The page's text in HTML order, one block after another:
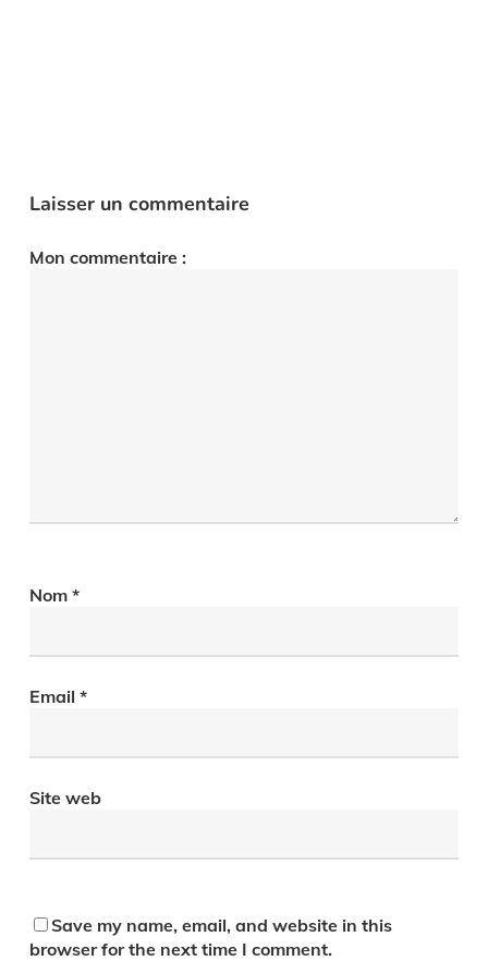
Laisser un commentaire
Mon commentaire :
Nom *
Email *
Site web
Save my name, email, and website in this
browser for the next time I comment.